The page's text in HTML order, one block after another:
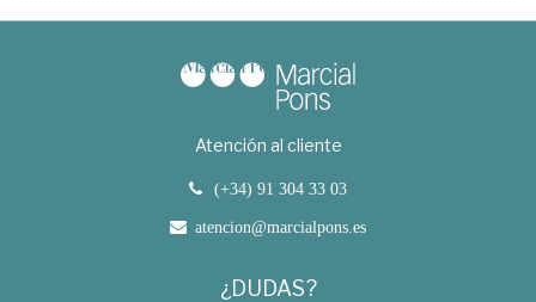
Atención al cliente
(+34) 91 304 33 03
atencion@marcialpons.es
¿DUDAS?